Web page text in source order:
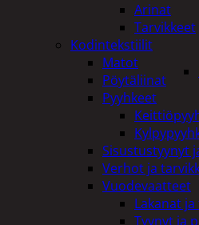
Arinat
Tarvikkeet
Kodintekstiilit
Matot
Pöytäliinat
Pyyhkeet
Sisustustyynyt
Verhot ja
Vuodevaatteet
Lakanat
Tyynyt ja